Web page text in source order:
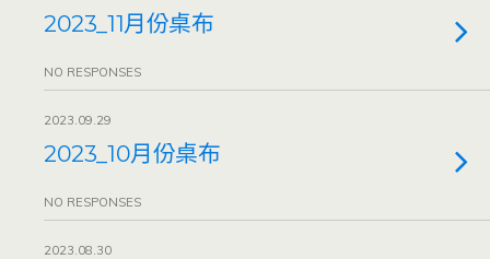
2023_11月份桌布
NO RESPONSES
2023.09.29
2023_10月份桌布
NO RESPONSES
2023.08.30